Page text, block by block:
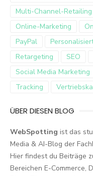
Multi-Channel-Retailing
Online-Marketing
PayPal
Retargeting
SEO
Social Media Marketing
Tracking
ÜBER DIESEN BLOG
WebSpotting ist das
Media & AI-Blog der
Hier findest du Beiträge
Bereichen E-Commerce,